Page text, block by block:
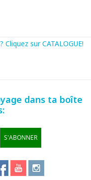
alcalins.
sur CATALOGUE!
dans ta boîte
S'ABONNER